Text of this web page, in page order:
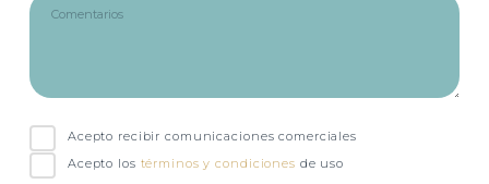
Acepto recibir comunicaciones comerciales
Acepto los términos y condiciones de uso